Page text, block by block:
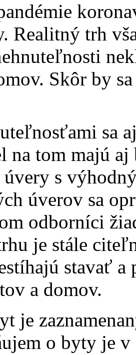
Realitný trh
Skôr by
sa
na tom majú
s
úverov sa
odborníci
je stále
stavať
a domov.
je
o byty je